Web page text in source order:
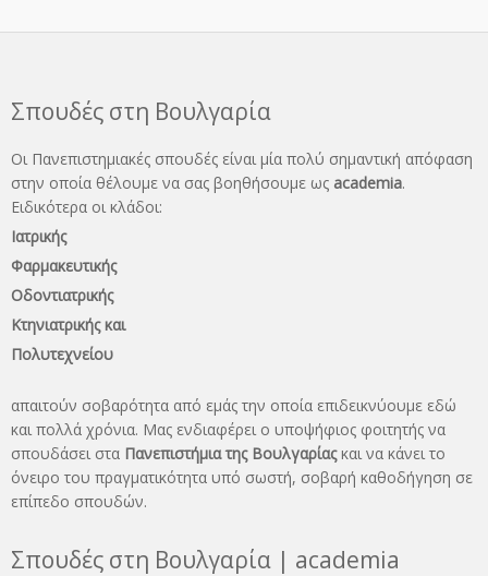
Σπουδές στη Βουλγαρία
Οι Πανεπιστημιακές σπουδές είναι μία πολύ σημαντική απόφαση
στην οποία θέλουμε να σας βοηθήσουμε ως academia.
Ειδικότερα οι κλάδοι:
Ιατρικής
Φαρμακευτικής
Οδοντιατρικής
Κτηνιατρικής και
Πολυτεχνείου
απαιτούν σοβαρότητα από εμάς την οποία επιδεικνύουμε εδώ
και πολλά χρόνια. Μας ενδιαφέρει ο υποψήφιος φοιτητής να
σπουδάσει στα Πανεπιστήμια της Βουλγαρίαςκαι να κάνει το
όνειρo του πραγματικότητα υπό σωστή, σοβαρή καθοδήγηση σε
επίπεδο σπουδών.
Σπουδές στη Βουλγαρία | academia